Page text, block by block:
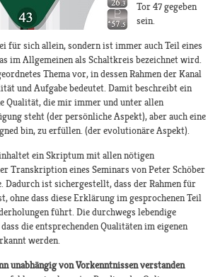
Tor 47 gegeben
sein.
für sich allein, sondern ist immer auch Teil eines
im Allgemeinen als Schaltkreis bezeichnet wird.
Thema vor, in dessen Rahmen der Kanal
und Aufgabe bedeutet. Damit beschreibt ein
Qualität, die mir immer und unter allen
steht (der persönliche Aspekt), aber auch eine
bin, zu erfüllen. (der evolutionäre Aspekt).
ein Skriptum mit allen nötigen
Transkription eines Seminars von Peter Schöber
Dadurch ist sichergestellt, dass der Rahmen für
ohne dass diese Erklärung im gesprochenen Teil
führt. Die durchwegs lebendige
die entsprechenden Qualitäten im eigenen
werden.
unabhängig von Vorkenntnissen verstanden